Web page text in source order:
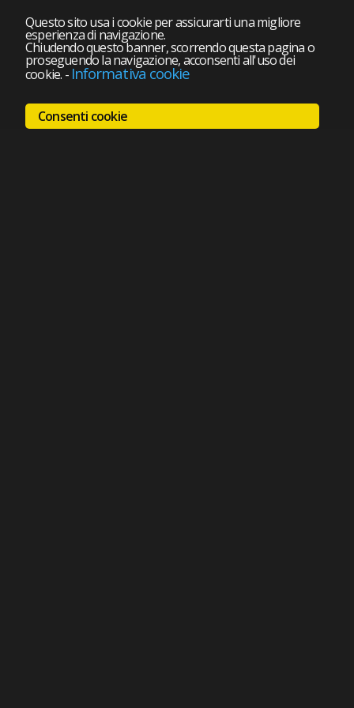
Questo sito usa i cookie per assicurarti una migliore
esperienza di navigazione.
Chiudendo questo banner, scorrendo questa pagina o
proseguendo la navigazione, acconsenti all'uso dei
cookie. - Informativa cookie
Consenti cookie